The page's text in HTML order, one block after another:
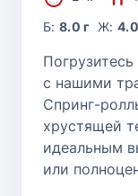
Б:8.0 г Ж:
с нашими
Спринг-
хрустящей
идеальным
или